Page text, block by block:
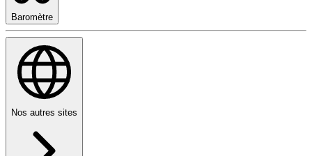
Baromètre
Nos autres sites